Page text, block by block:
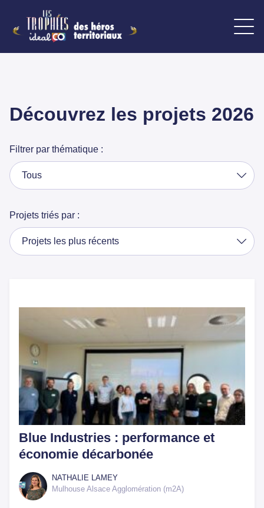
Découvrez les projets 2026
Filtrer par thématique :
Tous
Projets triés par :
Projets les plus récents
Blue Industries : performance et
économie décarbonée
NATHALIE LAMEY
Mulhouse Alsace Agglomération (m2A)